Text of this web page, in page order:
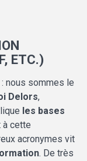
ETC.)
nous sommes le
Delors,
les bases
à cette
acronymes vit
. De très